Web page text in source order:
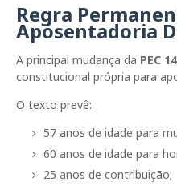
Regra
Aposentadoria
A principal mudança da PEC
constitucional própria para
O texto prevê:
57 anos de idade para
60 anos de idade para
25 anos de contribuição;